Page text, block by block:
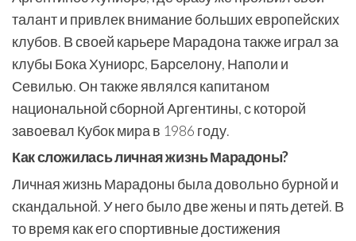
талант и привлек внимание больших европейских
клубов. В своей карьере Марадона также играл за
клубы Бока Хуниорс, Барселону, Наполи и
Севилью. Он также являлся капитаном
национальной сборной Аргентины, с которой
завоевал Кубок мира в 1986 году.
Как сложилась личная жизнь Марадоны?
Личная жизнь Марадоны была довольно бурной и
скандальной. У него было две жены и пять детей. В
то время как его спортивные достижения